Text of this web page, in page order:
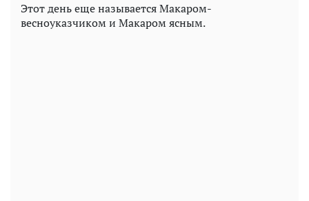
Этот день еще называется Макаром-
весноуказчиком и Макаром ясным.